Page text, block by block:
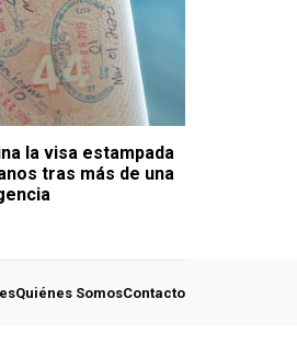
la visa estampada
tras más de una
Quiénes SomosContacto